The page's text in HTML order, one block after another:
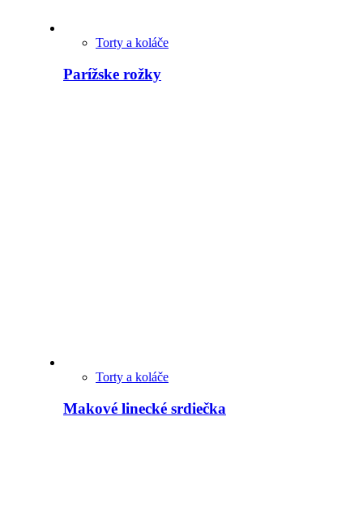
Torty a koláče
Parížske rožky
Torty a koláče
Makové linecké srdiečka